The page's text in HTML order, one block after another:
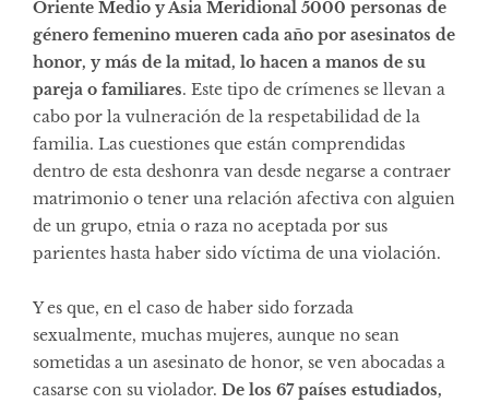
Oriente Medio y Asia Meridional 5000 personas de
género femenino mueren cada año por asesinatos de
honor, y más de la mitad, lo hacen a manos de su
pareja o familiares. Este tipo de crímenes se llevan a
cabo por la vulneración de la respetabilidad de la
familia. Las cuestiones que están comprendidas
dentro de esta deshonra van desde negarse a contraer
matrimonio o tener una relación afectiva con alguien
de un grupo, etnia o raza no aceptada por sus
parientes hasta haber sido víctima de una violación.
Y es que, en el caso de haber sido forzada
sexualmente, muchas mujeres, aunque no sean
sometidas a un asesinato de honor, se ven abocadas a
casarse con su violador. De los 67 países estudiados,